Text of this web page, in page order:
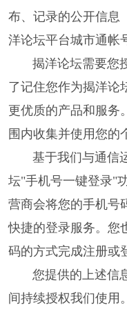
布、记录的公开信息
洋论坛平台城市通帐
揭洋论坛需要您授
了记住您作为揭洋论
更优质的产品和服务
围内收集并使用您的
基于我们与通信运
坛"手机号一键登录"
营商会将您的手机号
快捷的登录服务。您
码的方式完成注册或
您提供的上述信息
间持续授权我们使用